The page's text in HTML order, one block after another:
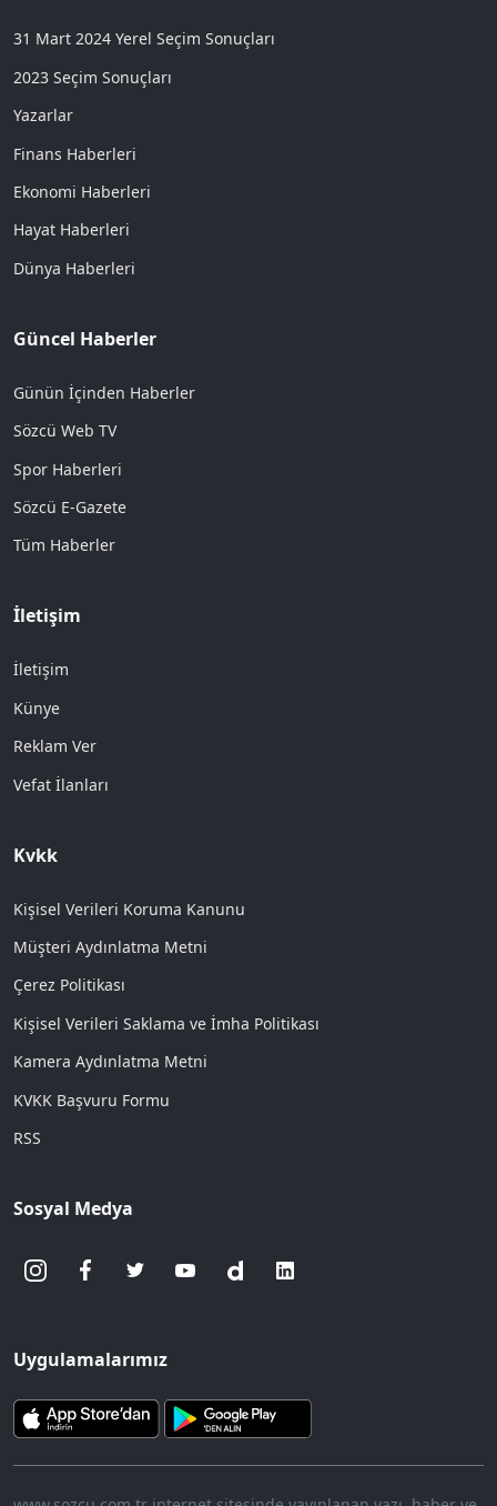
31 Mart 2024 Yerel Seçim Sonuçları
2023 Seçim Sonuçları
Yazarlar
Finans Haberleri
Ekonomi Haberleri
Hayat Haberleri
Dünya Haberleri
Güncel Haberler
Günün İçinden Haberler
Sözcü Web TV
Spor Haberleri
Sözcü E-Gazete
Tüm Haberler
İletişim
İletişim
Künye
Reklam Ver
Vefat İlanları
Kvkk
Kişisel Verileri Koruma Kanunu
Müşteri Aydınlatma Metni
Çerez Politikası
Kişisel Verileri Saklama ve İmha Politikası
Kamera Aydınlatma Metni
KVKK Başvuru Formu
RSS
Sosyal Medya
Uygulamalarımız